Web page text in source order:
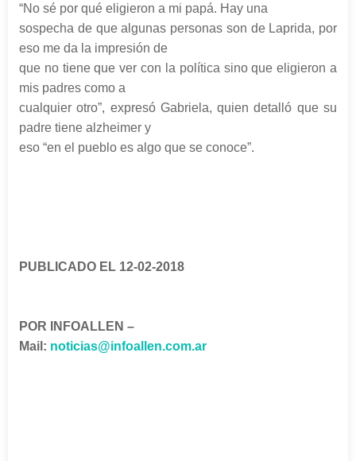
“No sé por qué eligieron a mi papá. Hay una
sospecha de que algunas personas son de Laprida, por
eso me da la impresión de
que no tiene que ver con la política sino que eligieron a
mis padres como a
cualquier otro”, expresó Gabriela, quien detalló que su
padre tiene alzheimer y
eso “en el pueblo es algo que se conoce”.
PUBLICADO EL 12-02-2018
POR INFOALLEN –
Mail: noticias@infoallen.com.ar